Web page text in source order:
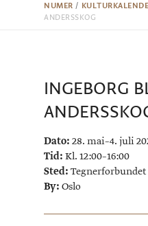
NUMER /
ANDERSSKOG
INGEBORG
Dato: 28. mai–4. juli
Tid: Kl. 12:00–16:00
Sted: Tegnerforbundet
By: Oslo